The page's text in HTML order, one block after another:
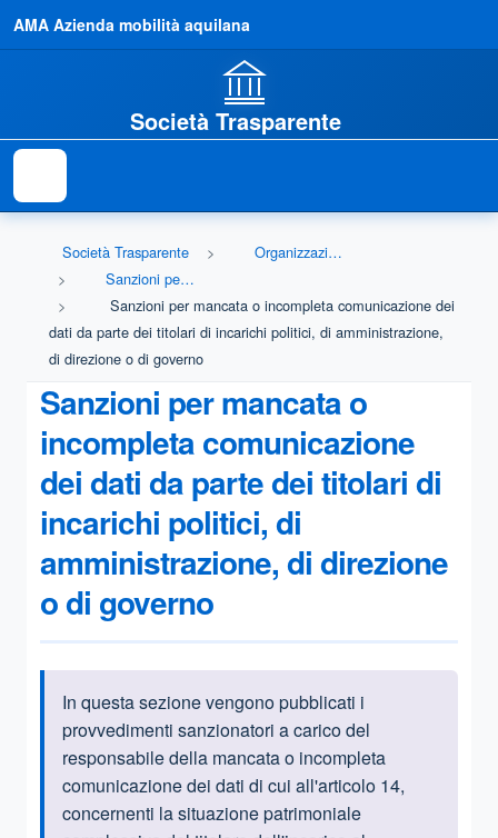
AMA Azienda mobilità aquilana
Società Trasparente
Società Trasparente
Organizzazione
Sanzioni per mancata comunicazione dei dati
Sanzioni per mancata o incompleta comunicazione dei
dati da parte dei titolari di incarichi politici, di amministrazione,
di direzione o di governo
Sanzioni per mancata o
incompleta comunicazione
dei dati da parte dei titolari di
incarichi politici, di
amministrazione, di direzione
o di governo
Informazioni introduttive
In questa sezione vengono pubblicati i
provvedimenti sanzionatori a carico del
responsabile della mancata o incompleta
comunicazione dei dati di cui all'articolo 14,
concernenti la situazione patrimoniale